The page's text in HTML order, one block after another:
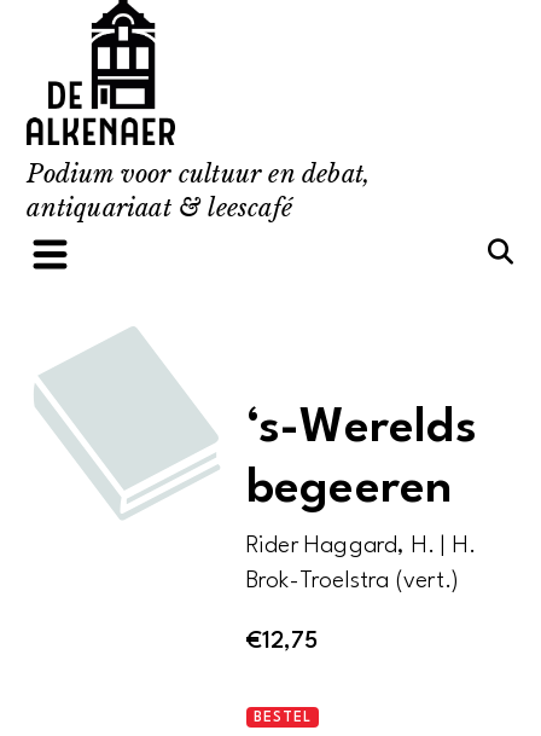
content
Podium voor cultuur en debat,
antiquariaat & leescafé
‘s-Werelds
begeeren
Rider Haggard, H. | H.
Brok-Troelstra (vert.)
€12,75
's-BESTEL